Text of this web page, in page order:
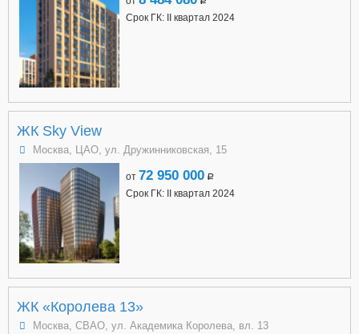
Срок ГК: II квартал 2024
ЖК Sky View
Москва, ЦАО, ул. Дружинниковская, 15
от 72 950 000 a
Срок ГК: II квартал 2024
ЖК «Королева 13»
Москва, СВАО, ул. Академика Королева, вл. 13